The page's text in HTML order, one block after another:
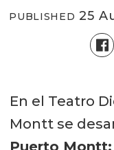
PUBLISHED 25
En el Teatro
Montt se
Puerto